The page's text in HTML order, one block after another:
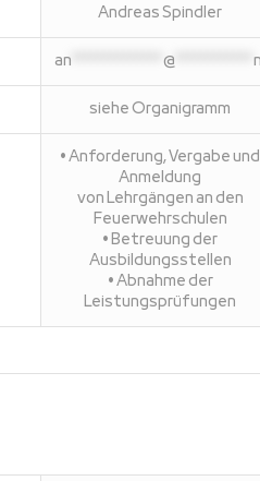
Andreas Spindler
an **************@ ************
siehe Organigramm
• Anforderung, Vergabe und
Anmeldung
von Lehrgängen an den
Feuerwehrschulen
• Betreuung der
Ausbildungsstellen
• Abnahme der
Leistungsprüfungen